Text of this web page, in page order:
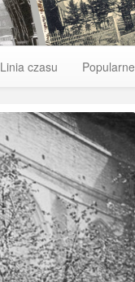
Linia czasu Popularne